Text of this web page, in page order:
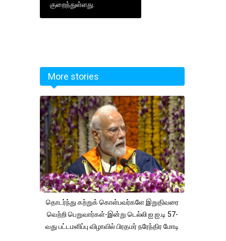
குறைந்துள்ளது.
More stories
தொடர்ந்து கற்றுக் கொள்பவர்களே இறுதிவரை
வெற்றி பெறுவார்கள்-இன்று டெல்லி ஐ.ஐ.டி 57-
வது பட்டமளிப்பு விழாவில் பிரதமர் நரேந்திர மோடி